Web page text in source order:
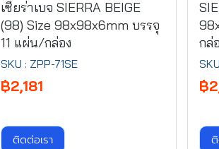
เซียร่าเบจ SIERRA BEIGE
(98) Size 98x98x6mm บรรจุ
11 แผ่น/กล่อง
SKU : ZPP-71SE
฿2,181
ติดต่อเรา
กล่
฿